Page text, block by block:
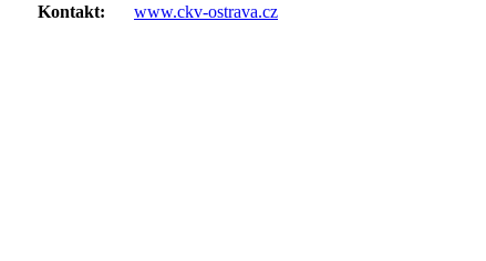
Kontakt:
www.ckv-ostrava.cz